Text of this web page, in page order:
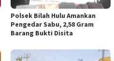
Polsek Bilah Hulu Amankan
Pengedar Sabu, 2,58 Gram
Barang Bukti Disita